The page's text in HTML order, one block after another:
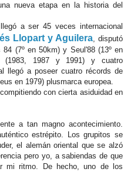
nueva etapa en la historia del
a ser 45 veces internacional
Llopart y Aguilera, disputó
(7º en 50km) y Seul'88 (13º en
(1983, 1987 y 1991) y cuatro
llegó a poseer cuatro récords de
en 1979) plusmarca europea.
con cierta asiduidad en
a tan magno acontecimiento.
estrépito. Los grupitos se
el alemán oriental que se alzó
pero yo, a sabiendas de que
mi ritmo. De hecho, uno de los